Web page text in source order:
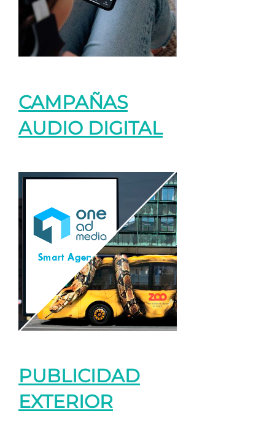
CAMPAÑAS
AUDIO DIGITAL
PUBLICIDAD
EXTERIOR